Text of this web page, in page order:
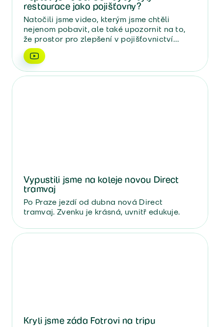
restaurace jako pojišťovny?
Natočili jsme video, kterým jsme chtěli
nejenom pobavit, ale také upozornit na to,
že prostor pro zlepšení v pojišťovnictví
stále je.
Vypustili jsme na koleje novou Direct
tramvaj
Po Praze jezdí od dubna nová Direct
tramvaj. Zvenku je krásná, uvnitř edukuje.
Kryli jsme záda Fotrovi na tripu